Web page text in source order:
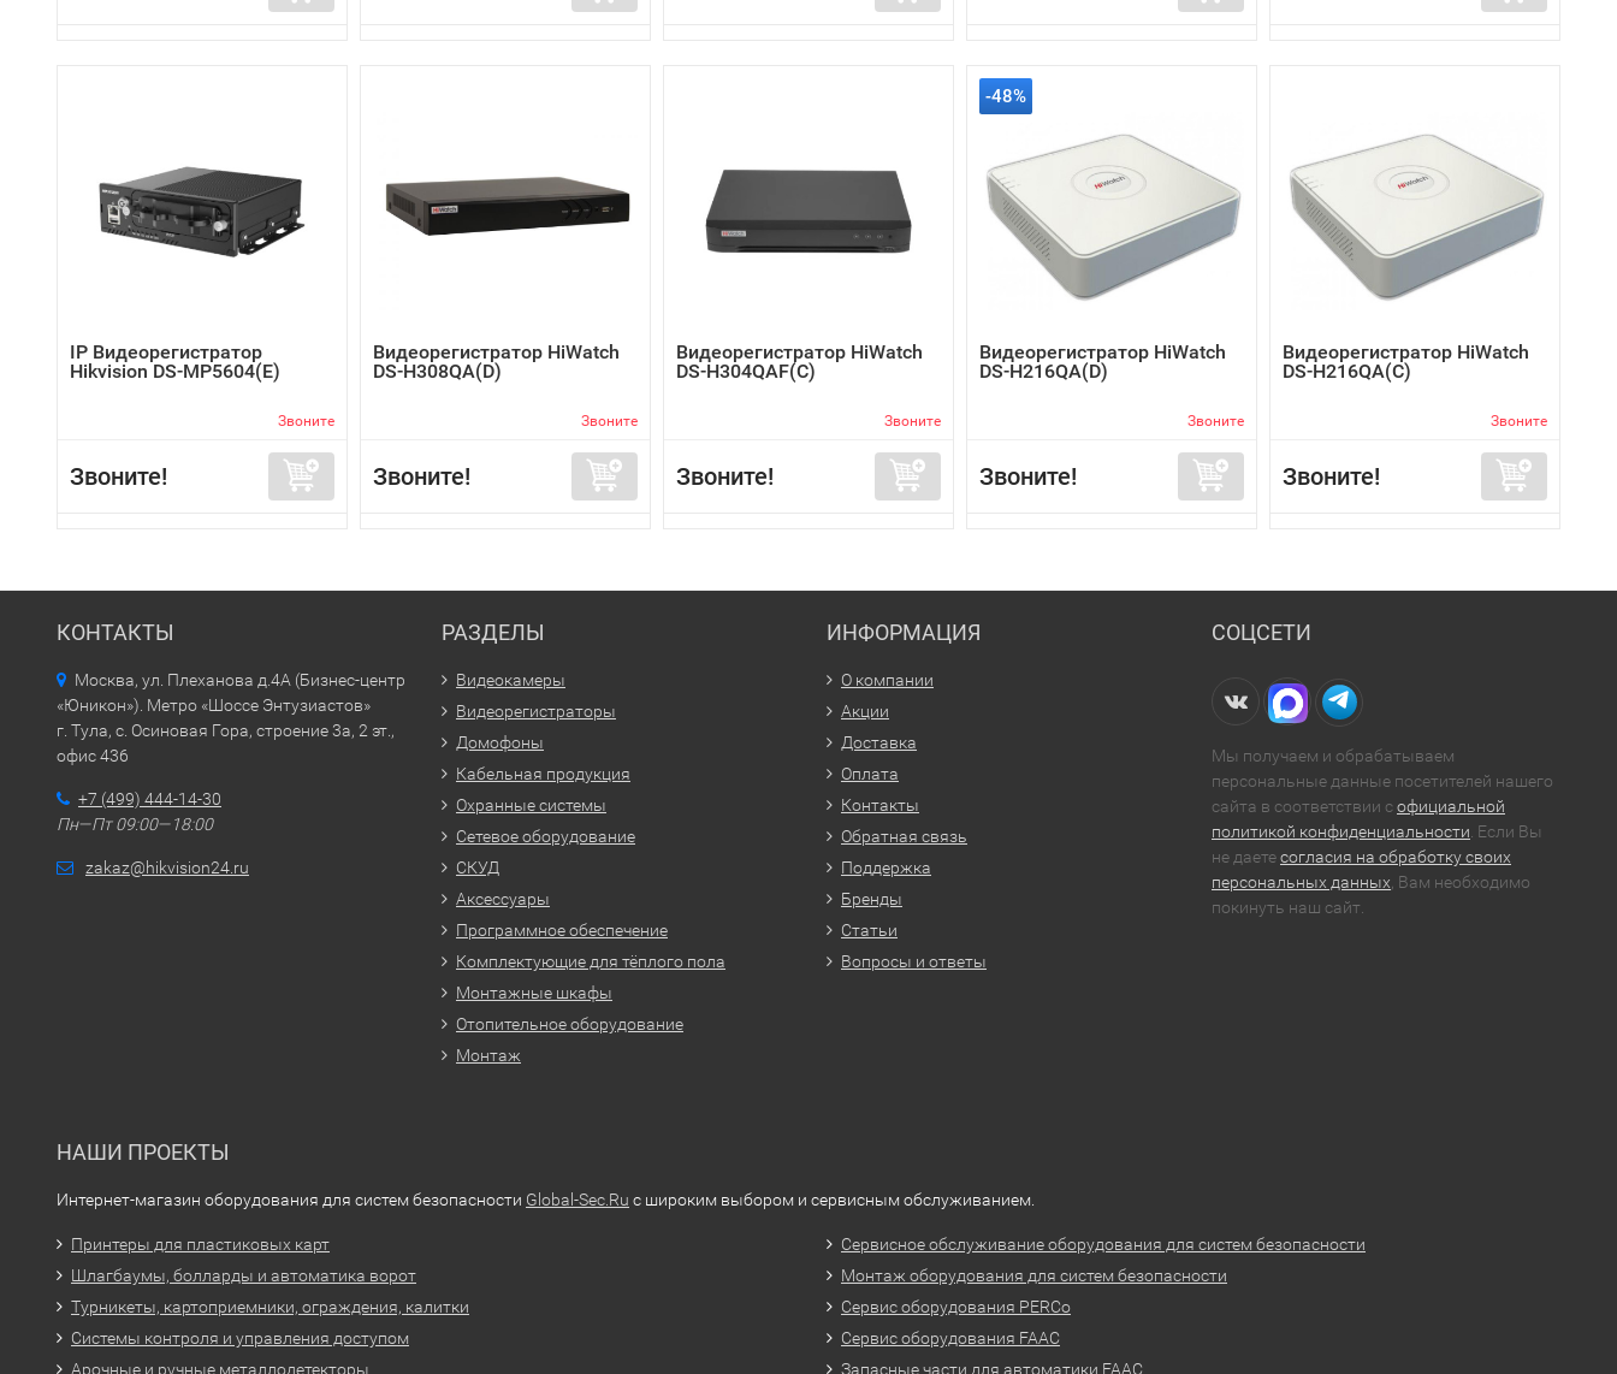
IP Видеорегистратор
Hikvision DS-MP5604(E)
Звоните
Звоните!
Видеорегистратор HiWatch
DS-H308QA(D)
Звоните
Звоните!
Видеорегистратор HiWatch
DS-H304QAF(C)
Звоните
Звоните!
-48%
Видеорегистратор HiWatch
DS-H216QA(D)
Звоните
Звоните!
Видеорегистратор HiWatch
DS-H216QA(C)
Звоните
Звоните!
КОНТАКТЫ
Москва, ул. Плеханова д.4А (Бизнес-центр
«Юникон»). Метро «Шоссе Энтузиастов»
г. Тула, с. Осиновая Гора, строение 3а, 2 эт.,
офис 436
+7 (499) 444-14-30
Пн—Пт 09:00—18:00
zakaz@hikvision24.ru
РАЗДЕЛЫ
Видеокамеры
Видеорегистраторы
Домофоны
Кабельная продукция
Охранные системы
Сетевое оборудование
СКУД
Аксессуары
Программное обеспечение
Комплектующие для тёплого пола
Монтажные шкафы
Отопительное оборудование
Монтаж
ИНФОРМАЦИЯ
О компании
Акции
Доставка
Оплата
Контакты
Обратная связь
Поддержка
Бренды
Статьи
Вопросы и ответы
СОЦСЕТИ
Мы получаем и обрабатываем
персональные данные посетителей нашего
сайта в соответствии софициальной
политикой конфиденциальности . Если Вы
не даетесогласия на обработку своих
персональных данных , Вам необходимо
покинуть наш сайт.
НАШИ ПРОЕКТЫ
Интернет-магазин оборудования для систем безопасности Global-Sec.Ru с широким выбором и сервисным обслуживанием.
Принтеры для пластиковых карт
Шлагбаумы, болларды и автоматика ворот
Турникеты, картоприемники, ограждения, калитки
Системы контроля и управления доступом
Арочные и ручные металлодетекторы
Сервисное обслуживание оборудования для систем безопасности
Монтаж оборудования для систем безопасности
Сервис оборудования PERCo
Сервис оборудования FAAC
Запасные части для автоматики FAAC